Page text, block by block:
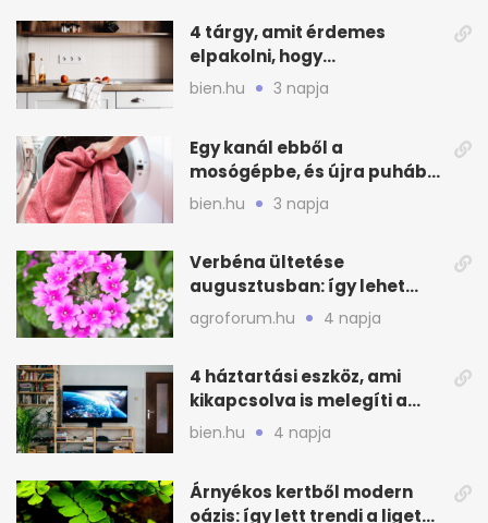
4 tárgy, amit érdemes
elpakolni, hogy
hűvösebbnek tűnjön a lakás
bien.hu 3 napja
Egy kanál ebből a
mosógépbe, és újra puhább
lesz a törölköző
bien.hu 3 napja
Verbéna ültetése
augusztusban: így lehet
még idén virágos a kert
agroforum.hu 4 napja
4 háztartási eszköz, ami
kikapcsolva is melegíti a
lakást
bien.hu 4 napja
Árnyékos kertből modern
oázis: így lett trendi a ligetes